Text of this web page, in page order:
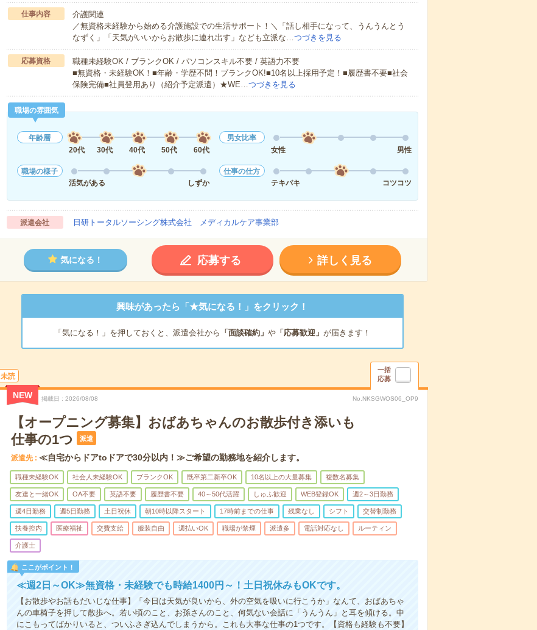
仕事内容
介護関連
／無資格未経験から始める介護施設での生活サポート！＼「話し相手になって、うんうんとう
なずく」「天気がいいからお散歩に連れ出す」なども立派な…つづきを見る
応募資格
職種未経験OK / ブランクOK / パソコンスキル不要 / 英語力不要
■無資格・未経験OK！■年齢・学歴不問！ブランクOK!■10名以上採用予定！■履歴書不要■社会
保険完備■社員登用あり（紹介予定派遣）★WE…つづきを見る
職場の雰囲気
年齢層
20代
30代 40代 50代 60代
男女比率
女性
男性
職場の様子
活気がある
しずか
仕事の仕方
テキパキ
コツコツ
派遣会社 日研トータルソーシング株式会社 メディカルケア事業部
気になる！ 応募する 詳しく見る
興味があったら「★気になる！」をクリック！
「気になる！」を押しておくと、派遣会社から 「面談確約」 や「応募歓迎」 が届きます！
未読
一括
応募
NEW 掲載日 2026/08/08 No.NKSGWOS06_OP9
【オープニング募集】おばあちゃんのお散歩付き添いも
仕事の1つ
派遣
派遣先 ≪自宅からドアtoドアで30分以内！≫ご希望の勤務地を紹介します。
職種未経験OK 社会人未経験OK ブランクOK 既卒第二新卒OK 10名以上の大量募集 複数名募集
友達と一緒OK OA不要 英語不要 履歴書不要 40～50代活躍 しゅふ歓迎 WEB登録OK 週2～3日勤務
週4日勤務 週5日勤務 土日祝休 朝10時以降スタート 17時前までの仕事 残業なし シフト 交替制勤務
扶養控内 医療福祉 交費支給 服装自由 週払いOK 職場が禁煙 派遣多 電話対応なし ルーティン
介護士
ここがポイント！
≪週2日～OK≫無資格・未経験でも時給1400円～！土日祝休みもOKです。
【お散歩やお話もだいじな仕事】「今日は天気が良いから、外の空気を吸いに行こうか」なんて、おばあちゃ
んの車椅子を押して散歩へ。若い頃のこと、お孫さんのこと、何気ない会話に「うんうん」と耳を傾ける。中
にこもってばかりいると、ついふさぎ込んでしまうから。これも大事な仕事の1つです。【資格も経験も不要】